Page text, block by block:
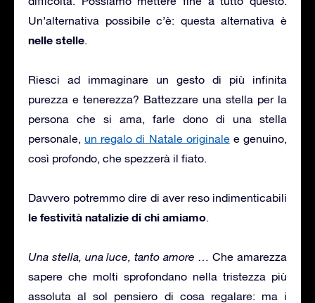
Un’alternativa possibile c’è: questa alternativa è
nelle stelle.
Riesci ad immaginare un gesto di più infinita
purezza e tenerezza? Battezzare una stella per la
persona che si ama, farle dono di una stella
personale, un regalo di Natale originalee genuino,
così profondo, che spezzerà il fiato.
Davvero potremmo dire di aver reso indimenticabili
le festività natalizie di chi amiamo.
Una stella, una luce, tanto amore …Che amarezza
sapere che molti sprofondano nella tristezza più
assoluta al sol pensiero di cosa regalare: ma i